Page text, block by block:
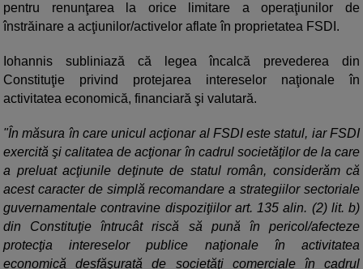
pentru renunţarea la orice limitare a operaţiunilor de
înstrăinare a acţiunilor/activelor aflate în proprietatea FSDI.
Iohannis subliniază că legea încalcă prevederea din
Constituţie privind protejarea intereselor naţionale în
activitatea economică, financiară şi valutară.
"În măsura în care unicul acţionar al FSDI este statul, iar FSDI
exercită şi calitatea de acţionar în cadrul societăţilor de la care
a preluat acţiunile deţinute de statul român, considerăm că
acest caracter de simplă recomandare a strategiilor sectoriale
guvernamentale contravine dispoziţiilor art. 135 alin. (2) lit. b)
din Constituţie întrucât riscă să pună în pericol/afecteze
protecţia intereselor publice naţionale în activitatea
economică desfăşurată de societăţi comerciale în cadrul